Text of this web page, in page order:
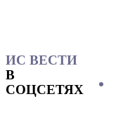
ИС ВЕСТИ
В
СОЦСЕТЯХ